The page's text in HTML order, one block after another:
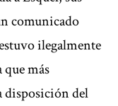
comunicado
ilegalmente
que más
disposición del